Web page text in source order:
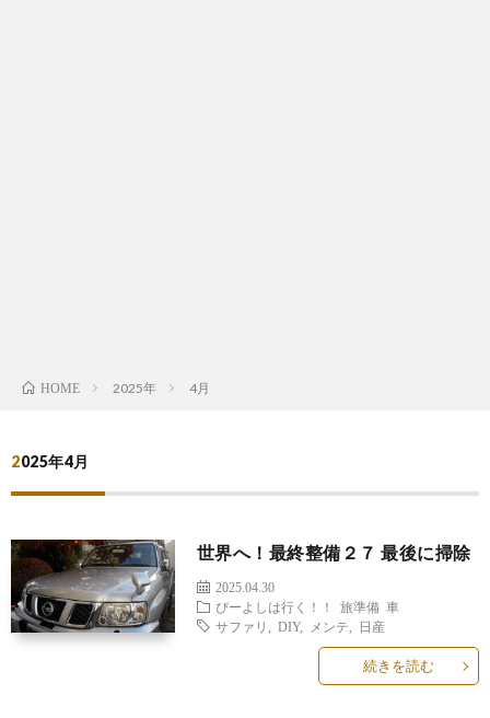
HOME 2025年 4月
2025年4月
世界へ！最終整備２７ 最後に掃除
2025.04.30
ぴーよしは行く！！
旅準備 車
サファリ
DIY, メンテ 日産
続きを読む